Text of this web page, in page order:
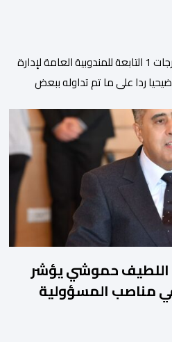
اصدرت إدارة السجن المحلي العرجات 1 التابعة للمندوبية العامة لإدارة
ردا على ما تم تداوله ببعض
لتنوير الرأي العام بالحقائق
المؤسسة السجنية أن المعني
طبي منتظم ومستمر وفقا […]
عبد اللطيف حموشي يؤشر
في مناصب المسؤولية